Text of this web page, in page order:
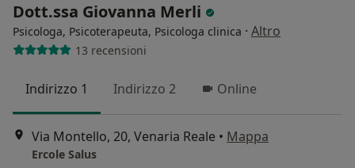
Dott.ssa Giovanna Merli
Psicologa, Psicoterapeuta, Psicologa clinica · Altro
13 recensioni
Indirizzo 1 Indirizzo 2 Online
Via Montello, 20, Venaria Reale • Mappa
Ercole Salus